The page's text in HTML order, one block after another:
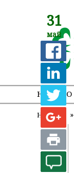
НАЧАЛО
Начало »
31
май